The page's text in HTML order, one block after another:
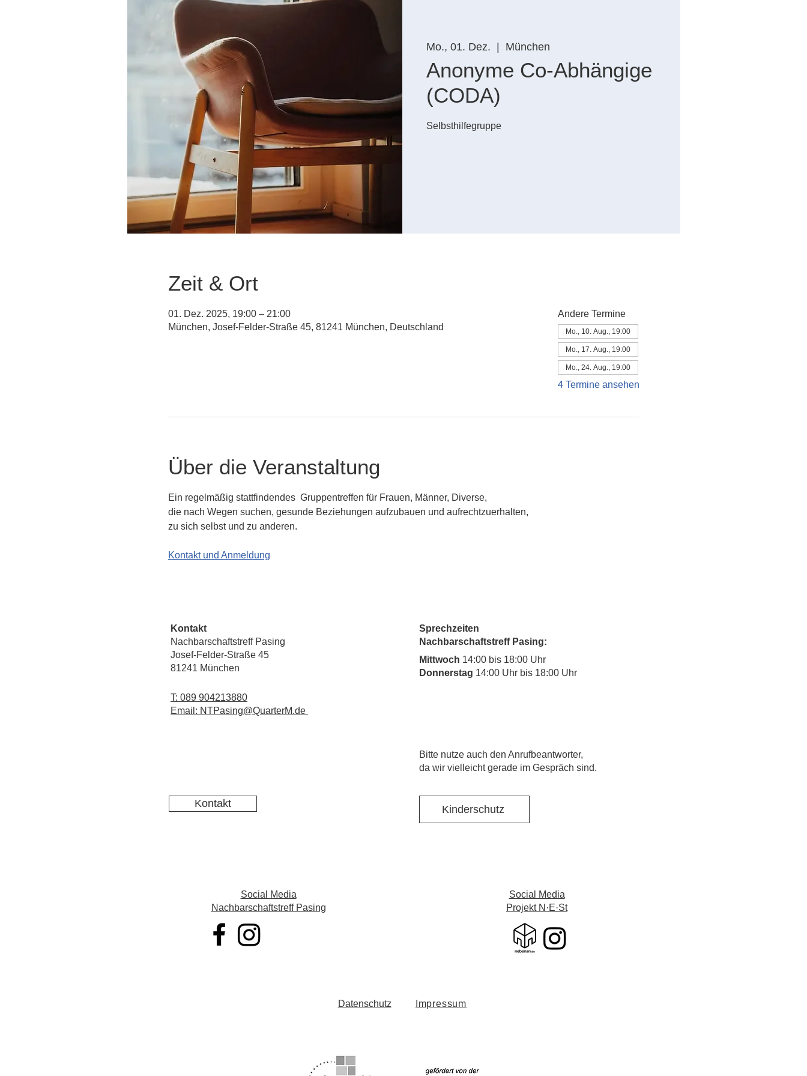
Mo., 01. Dez. München
Anonyme Co-Abhängige
(CODA)
Selbsthilfegruppe
Zeit & Ort
01. Dez. 2025, 19:00 – 21:00
München, Josef-Felder-Straße 45, 81241 München, Deutschland
Andere Termine
Mo., 10. Aug., 19:00
Mo., 17. Aug., 19:00
Mo., 24. Aug., 19:00
4 Termine ansehen
Über die Veranstaltung
Ein regelmäßig stattfindendes  Gruppentreffen für Frauen, Männer, Diverse,
die nach Wegen suchen, gesunde Beziehungen aufzubauen und aufrechtzuerhalten,
zu sich selbst und zu anderen.
Kontakt und Anmeldung
Kontakt
Nachbarschaftstreff Pasing
Josef-Felder-Straße 45
81241 München
T: 089 904213880
Email: NTPasing@QuarterM.de
Kontakt
Sprechzeiten
Nachbarschaftstreff Pasing:
Mittwoch 14:00 bis 18:00 Uhr
Donnerstag 14:00 Uhr bis 18:00 Uhr
​Bitte nutze auch den Anrufbeantworter,
da wir vielleicht gerade im Gespräch sind.
Kinderschutz
Social Media
Nachbarschaftstreff Pasing
Social Media
Projekt N·E·St
Datenschutz Impressum